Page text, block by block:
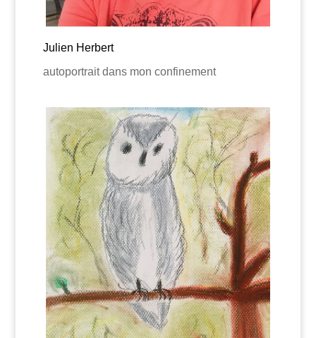
Julien Herbert
autoportrait dans mon confinement